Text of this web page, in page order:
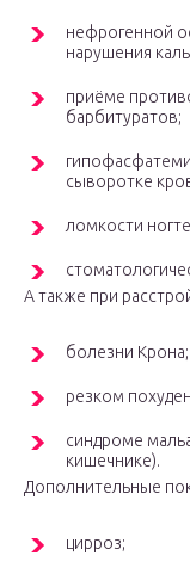
нефрогенной
нарушения
приёме
барбитуратов;
сыворотке
ломкости
А также при
болезни Крона;
резком
синдроме
кишечнике).
Дополнительные
цирроз;